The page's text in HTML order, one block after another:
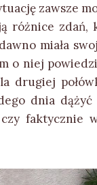
zawsze
różnice zdań,
miała
o niej
drugiej
dnia
faktycznie